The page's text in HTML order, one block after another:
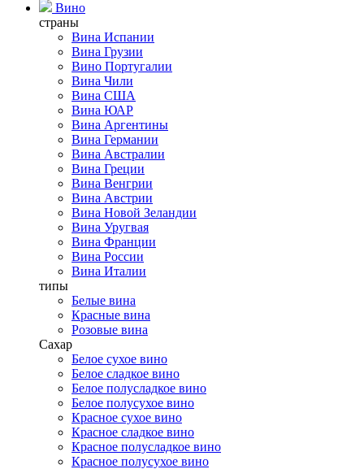
Вино
страны
Вина Испании
Вина Грузии
Вино Португалии
Вина Чили
Вина США
Вина ЮАР
Вина Аргентины
Вина Германии
Вина Австралии
Вина Греции
Вина Венгрии
Вина Австрии
Вина Новой Зеландии
Вина Уругвая
Вина Франции
Вина России
Вина Италии
типы
Белые вина
Красные вина
Розовые вина
Сахар
Белое сухое вино
Белое сладкое вино
Белое полусладкое вино
Белое полусухое вино
Красное сухое вино
Красное сладкое вино
Красное полусладкое вино
Красное полусухое вино